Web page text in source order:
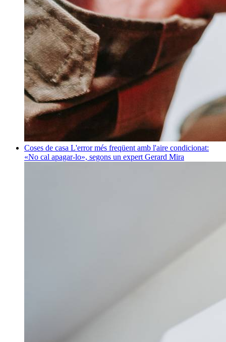
Coses de casa L'error més freqüent amb l'aire condicionat:
«No cal apagar-lo», segons un expert Gerard Mira